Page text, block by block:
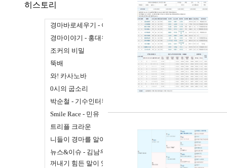
히스토리
경마바로세우기 - 이규승
경마이야기 - 홍대유
조커의 비밀
뚝배
와! 카사노바
0시의 굽소리
박순철 - 기수인터뷰
Smile Race - 민유
트리플 크라운
니들이 경마를 알아
뉴스&이슈 - 김남우
꺼내기 힘든 말이 있어 - 순돌